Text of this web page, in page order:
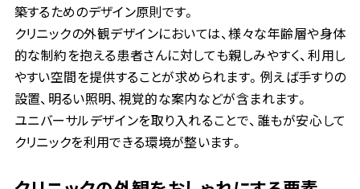
築するためのデザイン原則です。
クリニックの外観デザインにおいては、様々な年齢層や身体
的な制約を抱える患者さんに対しても親しみやすく、利用し
やすい空間を提供することが求められます。例えば手すりの
設置、明るい照明、視覚的な案内などが含まれます。
ユニバーサルデザインを取り入れることで、誰もが安心して
クリニックを利用できる環境が整います。